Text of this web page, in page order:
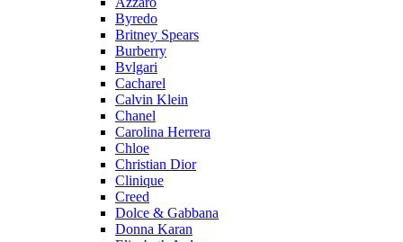
Byredo
Britney Spears
Burberry
Bvlgari
Cacharel
Calvin Klein
Chanel
Carolina Herrera
Chloe
Christian Dior
Clinique
Creed
Dolce & Gabbana
Donna Karan